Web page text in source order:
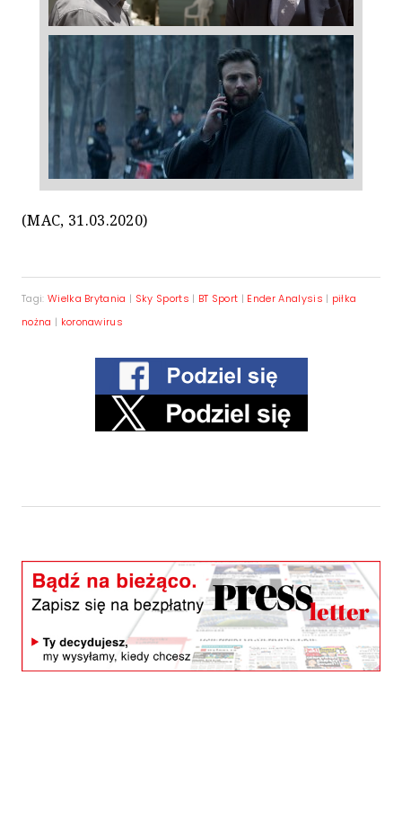
(MAC, 31.03.2020)
Tagi: Wielka Brytania | Sky Sports | BT Sport | Ender Analysis | piłka
nożna | koronawirus